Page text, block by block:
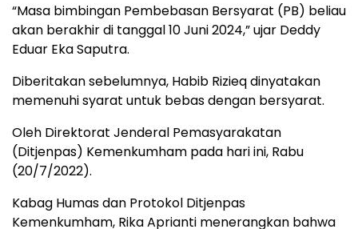
“Masa bimbingan Pembebasan Bersyarat (PB) beliau
akan berakhir di tanggal 10 Juni 2024,” ujar Deddy
Eduar Eka Saputra.
Diberitakan sebelumnya, Habib Rizieq dinyatakan
memenuhi syarat untuk bebas dengan bersyarat.
Oleh Direktorat Jenderal Pemasyarakatan
(Ditjenpas) Kemenkumham pada hari ini, Rabu
(20/7/2022).
Kabag Humas dan Protokol Ditjenpas
Kemenkumham, Rika Aprianti menerangkan bahwa